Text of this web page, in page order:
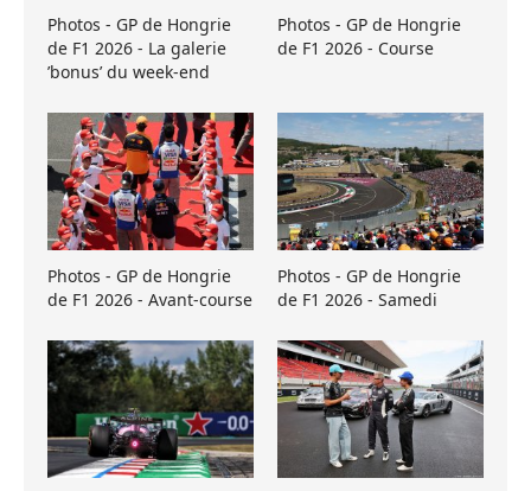
Photos - GP de Hongrie
de F1 2026 - La galerie
’bonus’ du week-end
Photos - GP de Hongrie
de F1 2026 - Course
Photos - GP de Hongrie
de F1 2026 - Avant-course
Photos - GP de Hongrie
de F1 2026 - Samedi